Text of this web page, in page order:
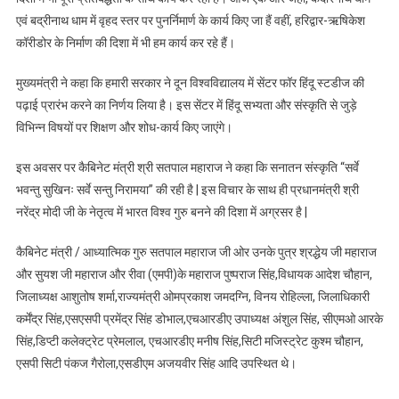
एवं बद्रीनाथ धाम में वृहद स्तर पर पुनर्निमार्ण के कार्य किए जा हैं वहीं, हरिद्वार-ऋषिकेश
कॉरीडोर के निर्माण की दिशा में भी हम कार्य कर रहे हैं।
मुख्यमंत्री ने कहा कि हमारी सरकार ने दून विश्वविद्यालय में सेंटर फॉर हिंदू स्टडीज की
पढ़ाई प्रारंभ करने का निर्णय लिया है। इस सेंटर में हिंदू सभ्यता और संस्कृति से जुड़े
विभिन्न विषयों पर शिक्षण और शोध-कार्य किए जाएंगे।
इस अवसर पर कैबिनेट मंत्री श्री सतपाल महाराज ने कहा कि सनातन संस्कृति “सर्वे
भवन्तु सुखिनः सर्वे सन्तु निरामया” की रही है | इस विचार के साथ ही प्रधानमंत्री श्री
नरेंद्र मोदी जी के नेतृत्व में भारत विश्व गुरु बनने की दिशा में अग्रसर है |
कैबिनेट मंत्री / आध्यात्मिक गुरु सतपाल महाराज जी ओर उनके पुत्र श्रद्धेय जी महाराज
और सुयश जी महाराज और रीवा (एमपी)के महाराज पुष्पराज सिंह,विधायक आदेश चौहान,
जिलाध्यक्ष आशुतोष शर्मा,राज्यमंत्री ओमप्रकाश जमदग्नि, विनय रोहिल्ला, जिलाधिकारी
कर्मेंद्र सिंह,एसएसपी प्रमेंद्र सिंह डोभाल,एचआरडीए उपाध्यक्ष अंशुल सिंह, सीएमओ आरके
सिंह,डिप्टी कलेक्ट्रेट प्रेमलाल, एचआरडीए मनीष सिंह,सिटी मजिस्ट्रेट कुश्म चौहान,
एसपी सिटी पंकज गैरोला,एसडीएम अजयवीर सिंह आदि उपस्थित थे।